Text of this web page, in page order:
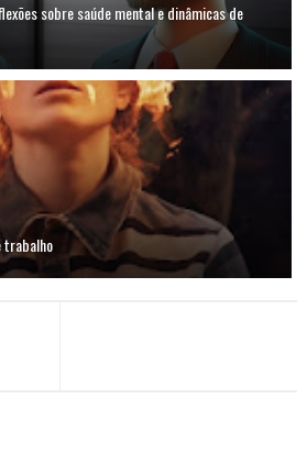
sobre saúde mental e dinâmicas de
trabalho